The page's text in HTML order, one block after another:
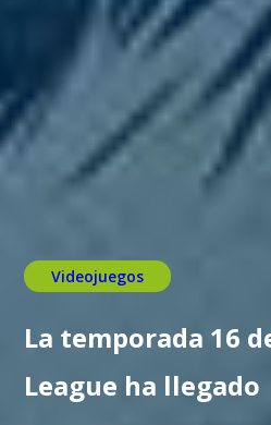
Videojuegos
La temporada 16
League ha llegado